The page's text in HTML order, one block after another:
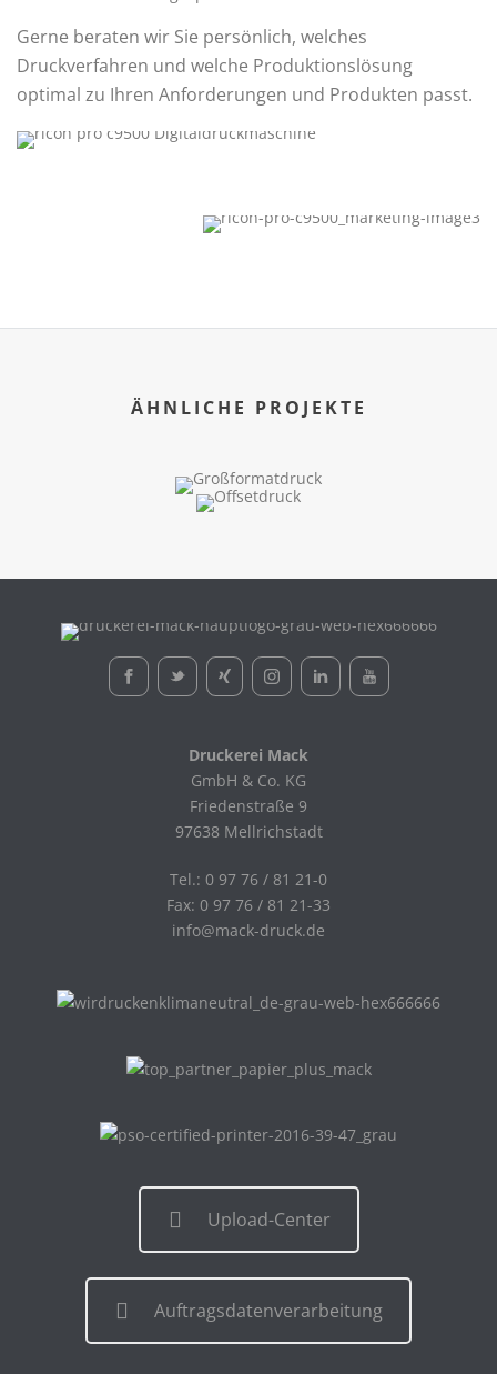
Gerne beraten wir Sie persönlich, welches
Druckverfahren und welche Produktionslösung
optimal zu Ihren Anforderungen und Produkten passt.
ÄHNLICHE PROJEKTE
Druckerei Mack
GmbH & Co. KG
Friedenstraße 9
97638 Mellrichstadt
Tel.: 0 97 76 / 81 21-0
Fax: 0 97 76 / 81 21-33
info@mack-druck.de
Upload-Center
Auftragsdatenverarbeitung